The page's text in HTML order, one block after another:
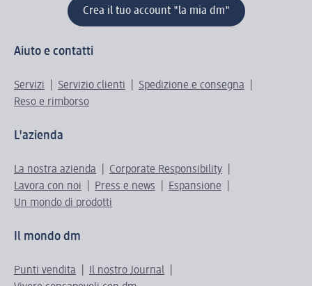
Crea il tuo account "la mia dm"
Aiuto e contatti
Servizi Servizio clienti
Spedizione e consegna
Reso e rimborso
L'azienda
La nostra azienda
Corporate Responsibility
Lavora con noi
Press e news
Espansione
Un mondo di prodotti
Il mondo dm
Punti vendita
Il nostro Journal